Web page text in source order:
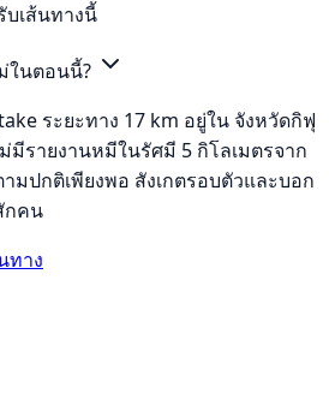
เส้นทางนี้
ในตอนนี้?
ระยะทาง 17 km อยู่ใน จังหวัดกิฟุ
มีรายงานหมีในรัศมี 5 กิโลเมตรจาก
มปกติเพียงพอ สังเกตรอบตัวและบอก
กคน
ทาง